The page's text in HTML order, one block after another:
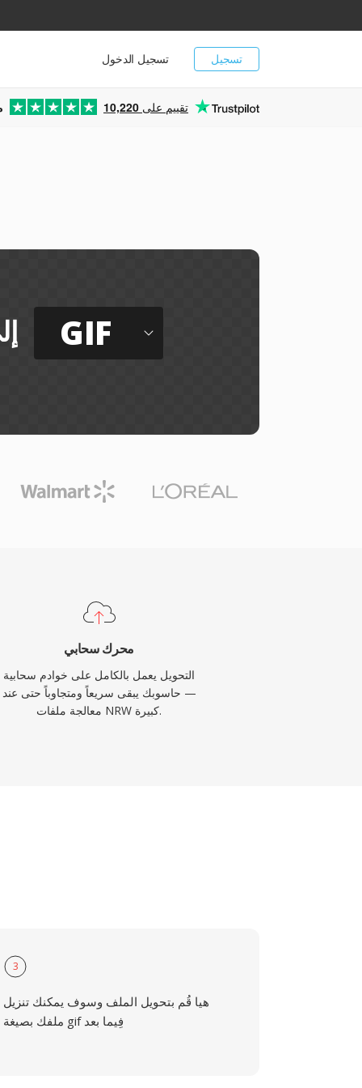
تسجيل تسجيل الدخول
10,220 تقييم على
GIF
محرك سحابي
التحويل يعمل بالكامل على خوادم سحابية
— حاسوبك يبقى سريعاً ومتجاوباً حتى عند
معالجة ملفات NRW كبيرة.
3
هيا قُم بتحويل الملف وسوف يمكنك تنزيل
ملفك بصيغة gif فِيما بعد